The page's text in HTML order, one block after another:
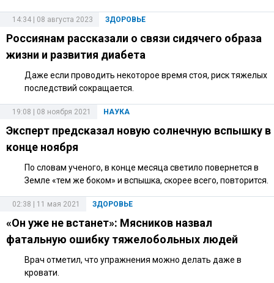
ЗДОРОВЬЕ
14:34 | 08 августа 2023
Россиянам рассказали о связи сидячего образа
жизни и развития диабета
Даже если проводить некоторое время стоя, риск тяжелых
последствий сокращается.
НАУКА
19:08 | 08 ноября 2021
Эксперт предсказал новую солнечную вспышку в
конце ноября
По словам ученого, в конце месяца светило повернется в
Земле «тем же боком» и вспышка, скорее всего, повторится.
ЗДОРОВЬЕ
02:38 | 11 мая 2021
«Он уже не встанет»: Мясников назвал
фатальную ошибку тяжелобольных людей
Врач отметил, что упражнения можно делать даже в
кровати.